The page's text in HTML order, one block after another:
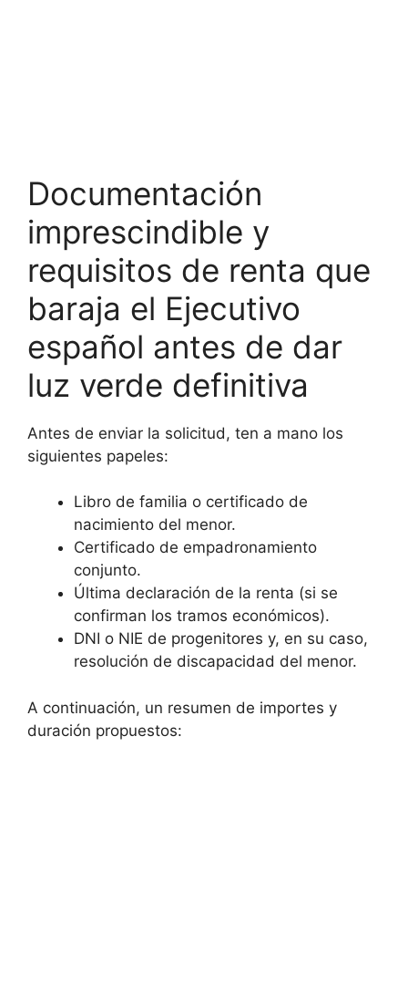
Documentación
imprescindible y
requisitos de renta que
baraja el Ejecutivo
español antes de dar
luz verde definitiva
Antes de enviar la solicitud, ten a mano los
siguientes papeles:
Libro de familia o certificado de
nacimiento del menor.
Certificado de empadronamiento
conjunto.
Última declaración de la renta (si se
confirman los tramos económicos).
DNI o NIE de progenitores y, en su caso,
resolución de discapacidad del menor.
A continuación, un resumen de importes y
duración propuestos: